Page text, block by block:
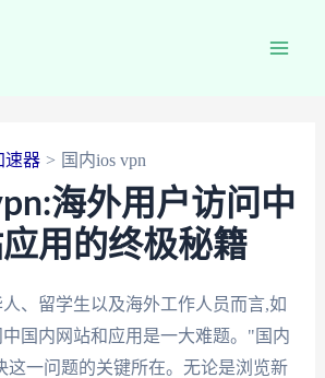
速器 国内ios vpn
海外用户访问中
用的终极秘籍
、留学生以及海外工作人员而言,如
国内网站和应用是一大难题。"国内
这一问题的关键所在。无论是浏览新